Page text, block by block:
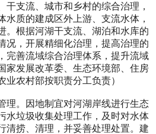
干支流、城市和乡村的综合治理，
水质的建成区外上游、支流水体，
。根据河湖干支流、湖泊和水库的
况，开展精细化治理，提高治理的
完善流域综合治理体系，提升流域
家发展改革委、生态环境部、住房
业农村部按职责分工负责）
理。因地制宜对河湖岸线进行生态
水垃圾收集处理工作，及时对水体
清捞、清理，并妥善处理处置。建